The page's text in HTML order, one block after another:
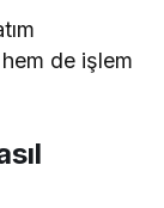
de işlem